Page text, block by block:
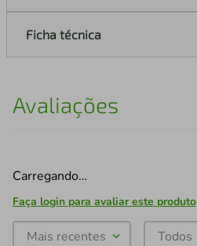
Ficha técnica
Avaliações
Carregando…
Faça login para avaliar este produto
Mais recentes Todos